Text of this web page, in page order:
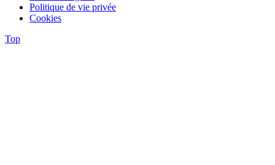
Politique de vie privée
Cookies
Top